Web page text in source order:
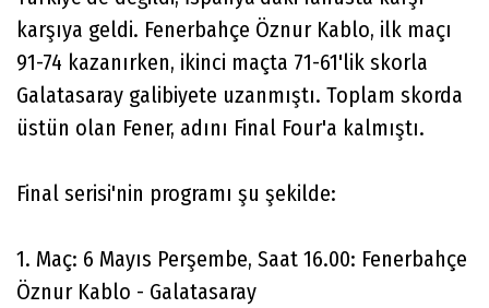
karşıya geldi. Fenerbahçe Öznur Kablo, ilk maçı
91-74 kazanırken, ikinci maçta 71-61'lik skorla
Galatasaray galibiyete uzanmıştı. Toplam skorda
üstün olan Fener, adını Final Four'a kalmıştı.
Final serisi'nin programı şu şekilde:
1. Maç: 6 Mayıs Perşembe, Saat 16.00: Fenerbahçe
Öznur Kablo - Galatasaray